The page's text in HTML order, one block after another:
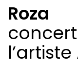
Roza